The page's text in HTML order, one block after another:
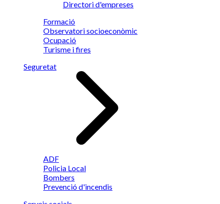
Directori d'empreses
Formació
Observatori socioeconòmic
Ocupació
Turisme i fires
Seguretat
ADF
Policia Local
Bombers
Prevenció d'incendis